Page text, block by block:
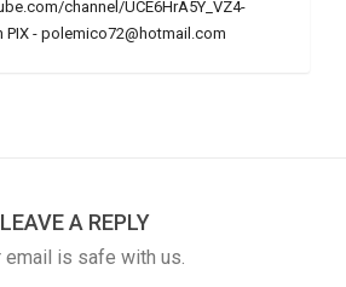
channel/UCE6HrA5Y_VZ4-
PIX - polemico72@hotmail.com
LEAVE A REPLY
email is safe with us.